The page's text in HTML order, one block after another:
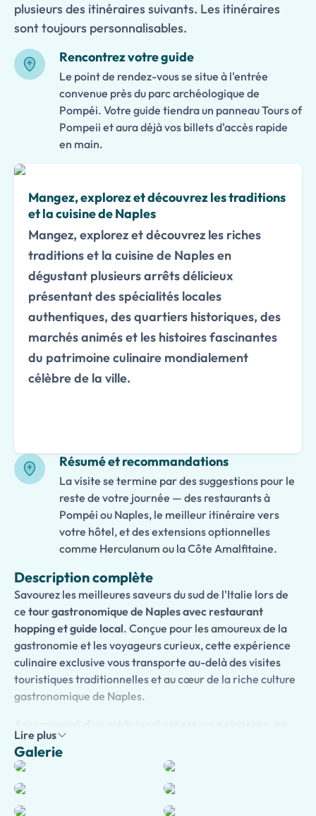
plusieurs des itinéraires suivants. Les itinéraires
sont toujours personnalisables.
Rencontrez votre guide
Le point de rendez-vous se situe à l'entrée
convenue près du parc archéologique de
Pompéi. Votre guide tiendra un panneau Tours of
Pompeii et aura déjà vos billets d'accès rapide
en main.
Mangez, explorez et découvrez les traditions
et la cuisine de Naples
Mangez, explorez et découvrez les riches
traditions et la cuisine de Naples en
dégustant plusieurs arrêts délicieux
présentant des spécialités locales
authentiques, des quartiers historiques, des
marchés animés et les histoires fascinantes
du patrimoine culinaire mondialement
célèbre de la ville.
Résumé et recommandations
La visite se termine par des suggestions pour le
reste de votre journée — des restaurants à
Pompéi ou Naples, le meilleur itinéraire vers
votre hôtel, et des extensions optionnelles
comme Herculanum ou la Côte Amalfitaine.
Description complète
Savourez les meilleures saveurs du sud de l'Italie lors de
ce tour gastronomique de Naples avec restaurant
hopping et guide local. Conçue pour les amoureux de la
gastronomie et les voyageurs curieux, cette expérience
culinaire exclusive vous transporte au-delà des visites
touristiques traditionnelles et au cœur de la riche culture
gastronomique de Naples.
collection soigneusement sélectionnée de restaurants,
bars à vin et boutiques artisanales, en profitant de
dégustations gastronomiques multiples associées à des
vins régionaux exceptionnels. Savourez des spécialités
napolitaines authentiques, des ingrédients frais locaux et
Lire plus
Galerie